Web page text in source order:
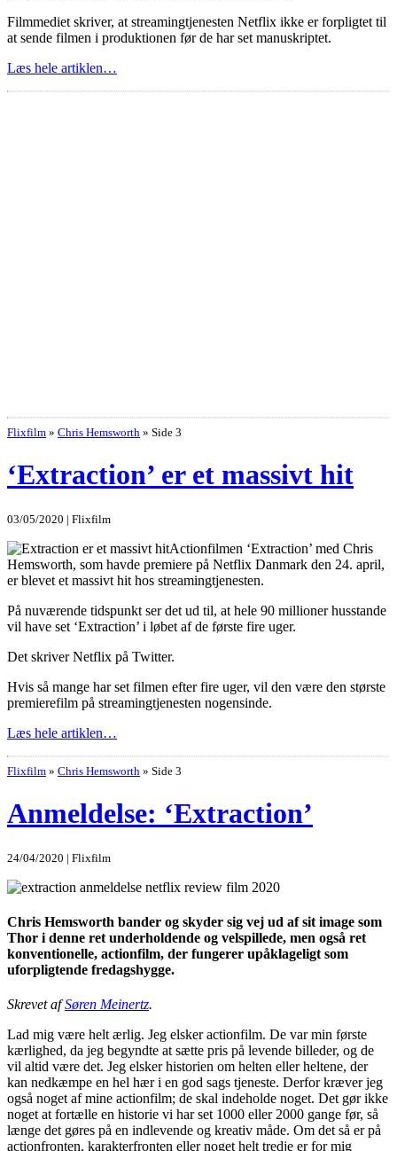
Filmmediet skriver, at streamingtjenesten Netflix ikke er forpligtet til
at sende filmen i produktionen før de har set manuskriptet.
Læs hele artiklen…
Flixfilm » Chris Hemsworth » Side 3
‘Extraction’ er et massivt hit
03/05/2020 | Flixfilm
Actionfilmen ‘Extraction’ med Chris
Hemsworth, som havde premiere på Netflix Danmark den 24. april,
er blevet et massivt hit hos streamingtjenesten.
På nuværende tidspunkt ser det ud til, at hele 90 millioner husstande
vil have set ‘Extraction’ i løbet af de første fire uger.
Det skriver Netflix på Twitter.
Hvis så mange har set filmen efter fire uger, vil den være den største
premierefilm på streamingtjenesten nogensinde.
Læs hele artiklen…
Flixfilm » Chris Hemsworth » Side 3
Anmeldelse: ‘Extraction’
24/04/2020 | Flixfilm
Chris Hemsworth bander og skyder sig vej ud af sit image som
Thor i denne ret underholdende og velspillede, men også ret
konventionelle, actionfilm, der fungerer upåklageligt som
uforpligtende fredagshygge.
Skrevet afSøren Meinertz.
Lad mig være helt ærlig. Jeg elsker actionfilm. De var min første
kærlighed, da jeg begyndte at sætte pris på levende billeder, og de
vil altid være det. Jeg elsker historien om helten eller heltene, der
kan nedkæmpe en hel hær i en god sags tjeneste. Derfor kræver jeg
også noget af mine actionfilm; de skal indeholde noget. Det gør ikke
noget at fortælle en historie vi har set 1000 eller 2000 gange før, så
længe det gøres på en indlevende og kreativ måde. Om det så er på
actionfronten, karakterfronten eller noget helt tredje er for mig